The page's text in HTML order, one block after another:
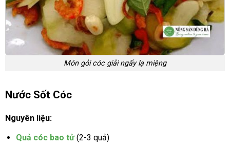
Món gỏi cóc giải ngấy lạ miệng
Nước Sốt Cóc
Nguyên liệu:
Quả cóc bao tử(2-3 quả)